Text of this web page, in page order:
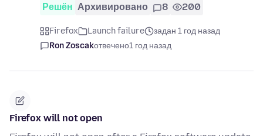
Решён Архивировано 8 200
Firefox Launch failure
задан 1 год назад
Ron Zoscakотвечено1 год назад
Firefox will not open